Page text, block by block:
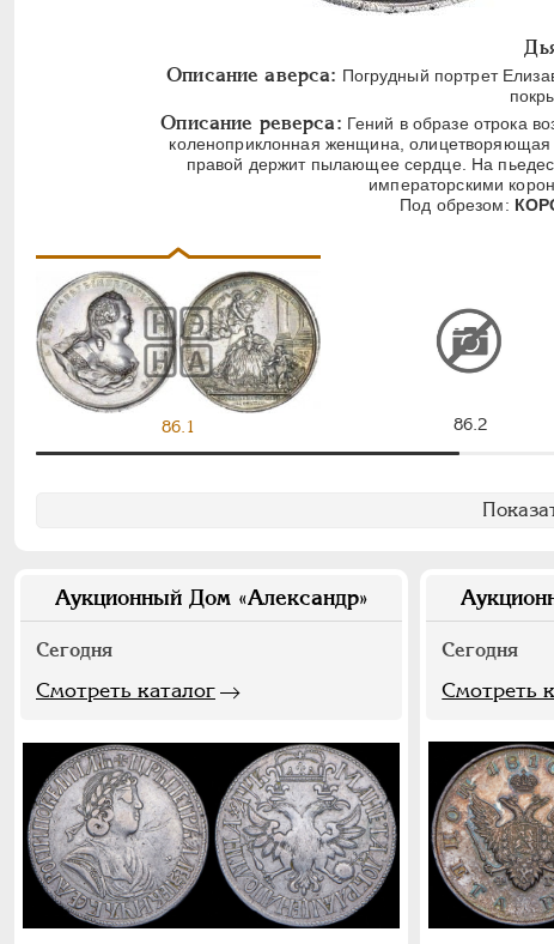
Описание аверса: Погрудный портрет
Описание реверса: Гений в образе отрока
коленоприклонная женщина,
правой держит пылающее сердце. На
императорскими
Под обрезом:
86.1 86.2
Аукционный Дом «Александр»
Сегодня
Смотреть каталог
Сегодня
Смотреть